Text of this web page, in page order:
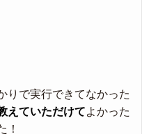
りで実行できてなかった
えていただけてよかった
！